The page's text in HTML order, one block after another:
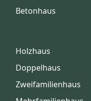
Betonhaus
Holzhaus
Doppelhaus
Zweifamilienhaus